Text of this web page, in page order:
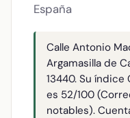
España
Calle Antonio
Argamasilla de
13440. Su
es 52/100
notables).